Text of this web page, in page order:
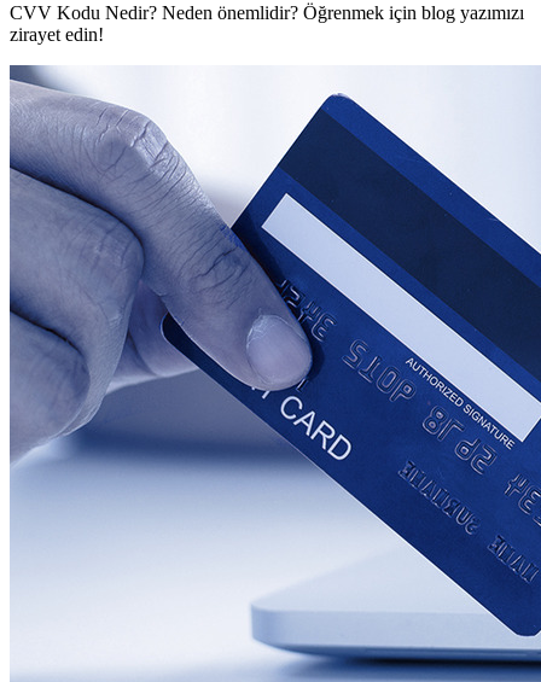
CVV Kodu Nedir? Neden önemlidir? Öğrenmek için blog yazımızı
zirayet edin!